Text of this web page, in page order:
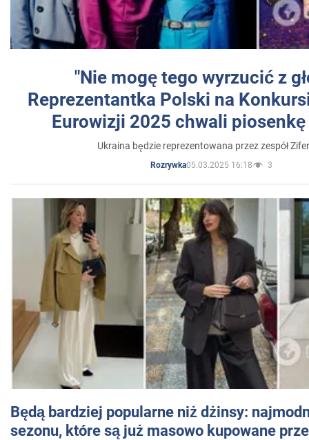
"Nie mogę tego wyrzucić z
Reprezentantka Polski na
Eurowizji 2025 chwali
Ukraina będzie reprezentowana przez zespół
Rozrywka05.03.2025 16:18 3
Będą bardziej popularne niż dżinsy:
sezonu, które są już masowo kupowane